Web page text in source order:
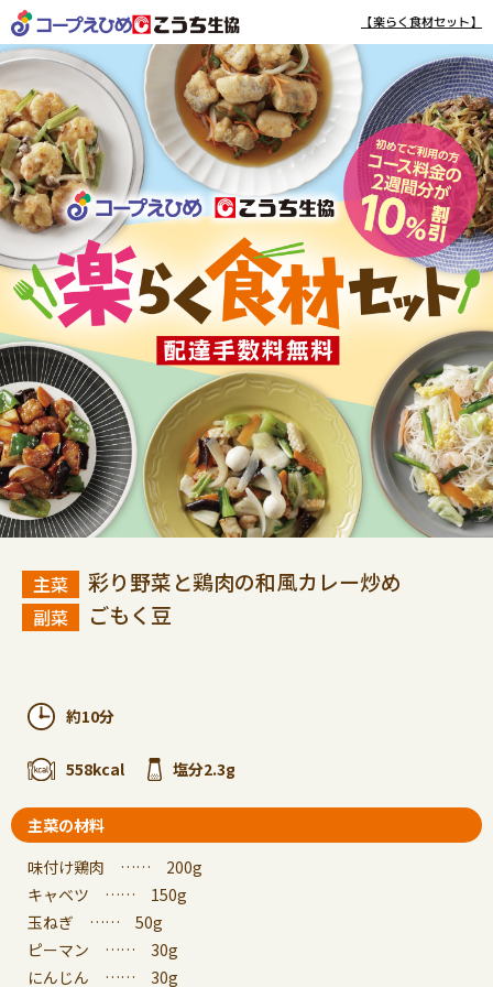
【楽らく食材セット】
彩り野菜と鶏肉の和風カレー炒め
ごもく豆
約10分
558kcal 塩分2.3g
主菜の材料
味付け鶏肉 …… 200g
キャベツ …… 150g
玉ねぎ …… 50g
ピーマン …… 30g
にんじん …… 30g